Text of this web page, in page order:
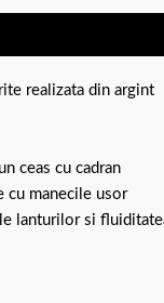
realizata din argint
ceas cu cadran
cu manecile usor
lanturilor si